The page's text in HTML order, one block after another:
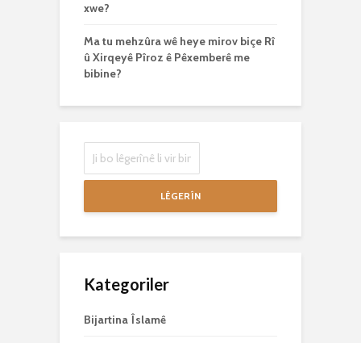
xwe?
Ma tu mehzûra wê heye mirov biçe Rî
û Xirqeyê Pîroz ê Pêxemberê me
bibine?
LÊGERÎN
Kategoriler
Bijartina Îslamê